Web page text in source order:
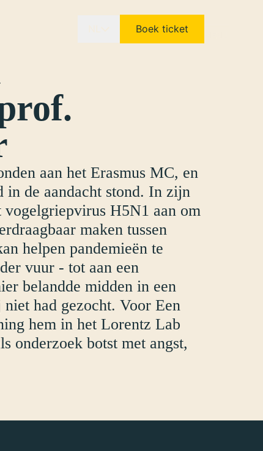
Boek ticket
aan het Erasmus MC, en
de aandacht stond. In zijn
H5N1 aan om
maken tussen
helpen pandemieën te
vuur - tot aan een
belandde midden in een
had gezocht. Voor Een
hem in het Lorentz Lab
onderzoek botst met angst,